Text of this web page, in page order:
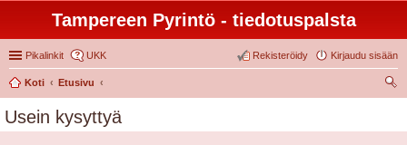
Tampereen Pyrintö - tiedotuspalsta
Pikalinkit UKK Kirjaudu sisään
Rekisteröidy
Koti
Etusivu
Usein kysyttyä